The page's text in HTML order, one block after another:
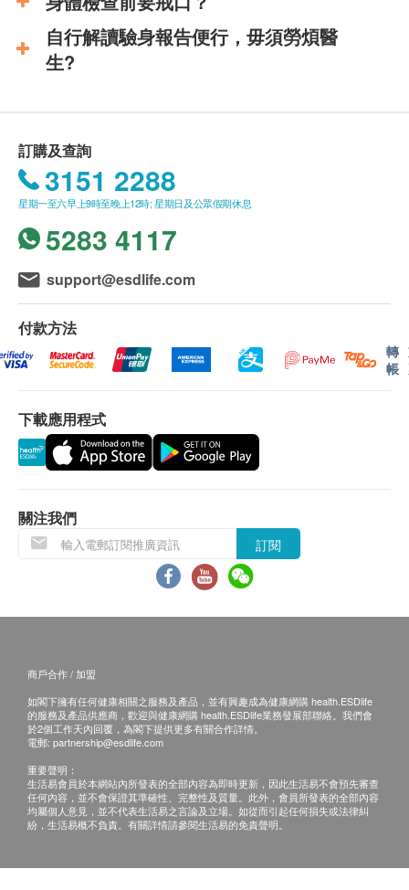
自行解讀驗身報告便行，毋須勞煩醫
生?
訂購及查詢
3151 2288
星期一至六早上9時至晚上12時; 星期日及公眾假期休息
5283 4117
support@esdlife.com
付款方法
轉
帳
下載應用程式
關注我們
訂閱
商戶合作 / 加盟
如閣下擁有任何健康相關之服務及產品，並有興趣成為健康網購 health.ESDlife
的服務及產品供應商，歡迎與健康網購 health.ESDlife業務發展部聯絡。我們會
於2個工作天內回覆，為閣下提供更多有關合作詳情。
電郵: partnership@esdlife.com
重要聲明：
生活易會員於本網站內所發表的全部內容為即時更新，因此生活易不會預先審查
任何內容，並不會保證其準確性、完整性及質量。此外，會員所發表的全部內容
均屬個人意見，並不代表生活易之言論及立場。如從而引起任何損失或法律糾
紛，生活易概不負責。有關詳情請參閱生活易的免責聲明。